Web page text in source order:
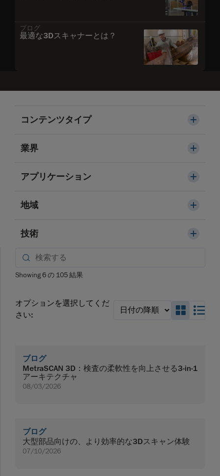
ブログ
最適な3Dスキャナーとは？
コンテンツタイプ
業界
アプリケーション
地域
技術
Showing6の 105結果
オプションを選択してくだ
さい:
ブログ
MetraSCAN 3D：検査の柔軟性を向上させる3-in-1
アーキテクチャ
08/03/2026
ブログ
大型部品向けの、より効率的な3Dスキャン体験
07/10/2026